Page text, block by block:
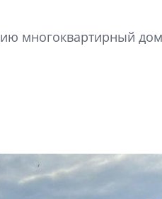
многоквартирный
В